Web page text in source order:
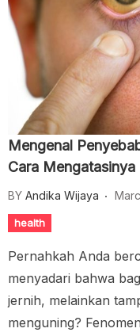
Mengenal
Cara Mengatasinya
BY Andika Wijaya
health
Pernahkah Anda
menyadari bahwa
jernih, melainkan
menguning?